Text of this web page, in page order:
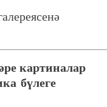
картиналар
бүлеге